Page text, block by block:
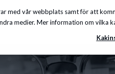
med vår webbplats samt för att
medier. Mer information om vilka
Kunskapscenter